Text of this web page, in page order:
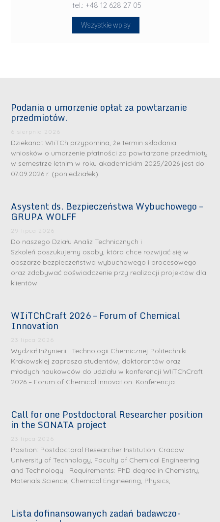
tel.: +48 12 628 27 05
Wszystkie wpisy
Podania o umorzenie opłat za powtarzanie
przedmiotów.
6 sierpnia 2026
Dziekanat WIiTCh przypomina, że termin składania
wniosków o umorzenie płatności za powtarzane przedmioty
w semestrze letnim w roku akademickim 2025/2026 jest do
07.09.2026 r. (poniedziałek).
Asystent ds. Bezpieczeństwa Wybuchowego –
GRUPA WOLFF
29 lipca 2026
Do naszego Działu Analiz Technicznych i
Szkoleń poszukujemy osoby, która chce rozwijać się w
obszarze bezpieczeństwa wybuchowego i procesowego
oraz zdobywać doświadczenie przy realizacji projektów dla
klientów
WIiTChCraft 2026 – Forum of Chemical
Innovation
23 lipca 2026
Wydział Inżynierii i Technologii Chemicznej Politechniki
Krakowskiej zaprasza studentów, doktorantów oraz
młodych naukowców do udziału w konferencji WIiTChCraft
2026 – Forum of Chemical Innovation. Konferencja
Call for one Postdoctoral Researcher position
in the SONATA project
23 lipca 2026
Position: Postdoctoral Researcher Institution: Cracow
University of Technology, Faculty of Chemical Engineering
and Technology Requirements: PhD degree in Chemistry,
Materials Science, Chemical Engineering, Physics,
Lista dofinansowanych zadań badawczo-